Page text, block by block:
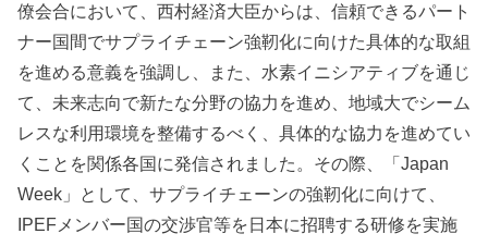
僚会合において、西村経済大臣からは、信頼できるパート
ナー国間でサプライチェーン強靭化に向けた具体的な取組
を進める意義を強調し、また、水素イニシアティブを通じ
て、未来志向で新たな分野の協力を進め、地域大でシーム
レスな利用環境を整備するべく、具体的な協力を進めてい
くことを関係各国に発信されました。その際、「Japan
Week」として、サプライチェーンの強靭化に向けて、
IPEFメンバー国の交渉官等を日本に招聘する研修を実施